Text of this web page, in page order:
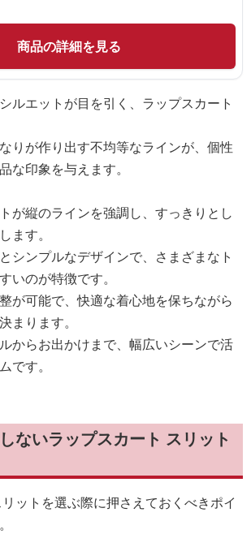
商品の詳細を見る
ルエットが目を引く、ラップスカート
りが作り出す不均等なラインが、個性
な印象を与えます。
が縦のラインを強調し、すっきりとし
ます。
シンプルなデザインで、さまざまなト
いのが特徴です。
が可能で、快適な着心地を保ちながら
まります。
からお出かけまで、幅広いシーンで活
です。
ないラップスカート スリット
ットを選ぶ際に押さえておくべきポイ